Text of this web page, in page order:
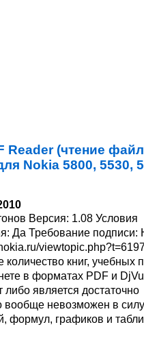
Reader (чтение
Nokia 5800, 5530,
Версия: 1.08 Условия
Да Требование подписи:
книг, учебных
в форматах PDF и
является достаточно
вообще невозможен в
формул, графиков и